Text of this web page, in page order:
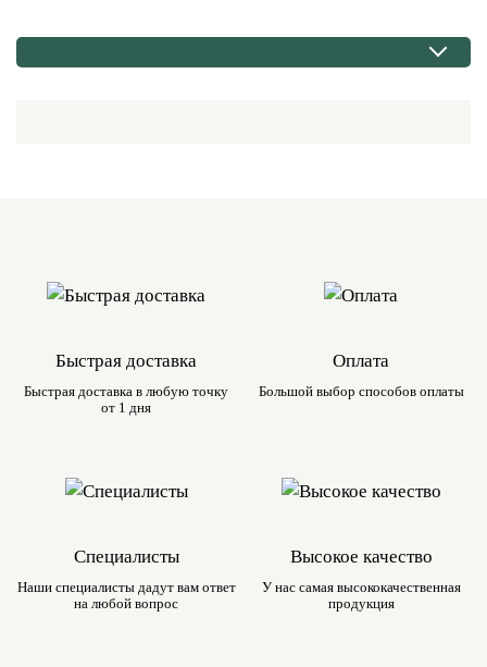
Быстрая доставка
Быстрая доставка в любую точку
от 1 дня
Оплата
Большой выбор способов оплаты
Специалисты
Наши специалисты дадут вам ответ
на любой вопрос
Высокое качество
У нас самая высококачественная
продукция